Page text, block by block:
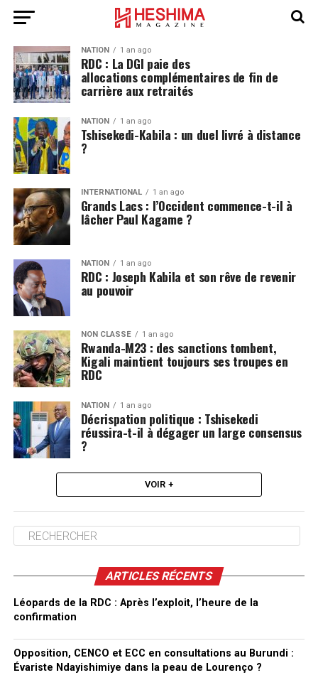
NATION 1 an ago
RDC : La DGI paie des
allocations complémentaires de fin de
carrière aux retraités
NATION 1 an ago
Tshisekedi-Kabila : un duel livré à distance
?
INTERNATIONAL 1 an ago
Grands Lacs : l’Occident commence-t-il à
lâcher Paul Kagame ?
NATION 1 an ago
RDC : Joseph Kabila et son rêve de revenir
au pouvoir
NON CLASSÉ 1 an ago
Rwanda-M23 : des sanctions tombent,
Kigali maintient toujours ses troupes en
RDC
NATION 1 an ago
Décrispation politique : Tshisekedi
réussira-t-il à dégager un large consensus
?
VOIR +
ARTICLES RÉCENTS
Léopards de la RDC : Après l’exploit, l’heure de la
confirmation
Opposition, CENCO et ECC en consultations au Burundi :
Évariste Ndayishimiye dans la peau de Lourenço ?